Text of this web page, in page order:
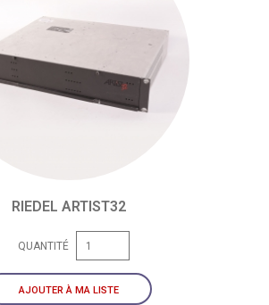
RIEDEL ARTIST32
QUANTITÉ
AJOUTER À MA LISTE